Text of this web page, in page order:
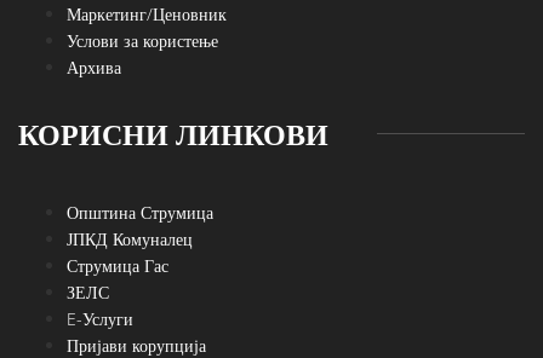
Маркетинг/Ценовник
Услови за користење
Архива
КОРИСНИ ЛИНКОВИ
Општина Струмица
ЈПКД Комуналец
Струмица Гас
ЗЕЛС
E-Услуги
Пријави корупција